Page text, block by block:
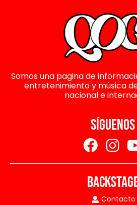
Somos una pagina de
entretenimiento y música
nacional e
SÍGUENOS
Contacto